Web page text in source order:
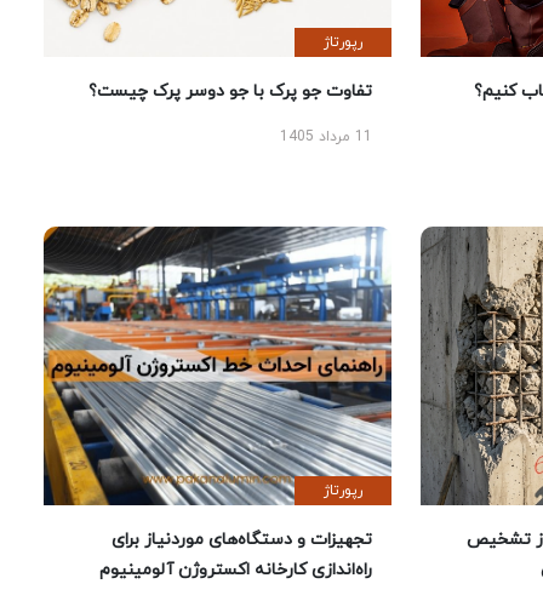
کنیم؟
رپورتاژ
تفاوت جو پرک با جو دوسر پرک چیست؟
تشخیص
رپورتاژ
تجهیزات و دستگاه‌های موردنیاز برای
راه‌اندازی کارخانه اکستروژن آلومینیوم